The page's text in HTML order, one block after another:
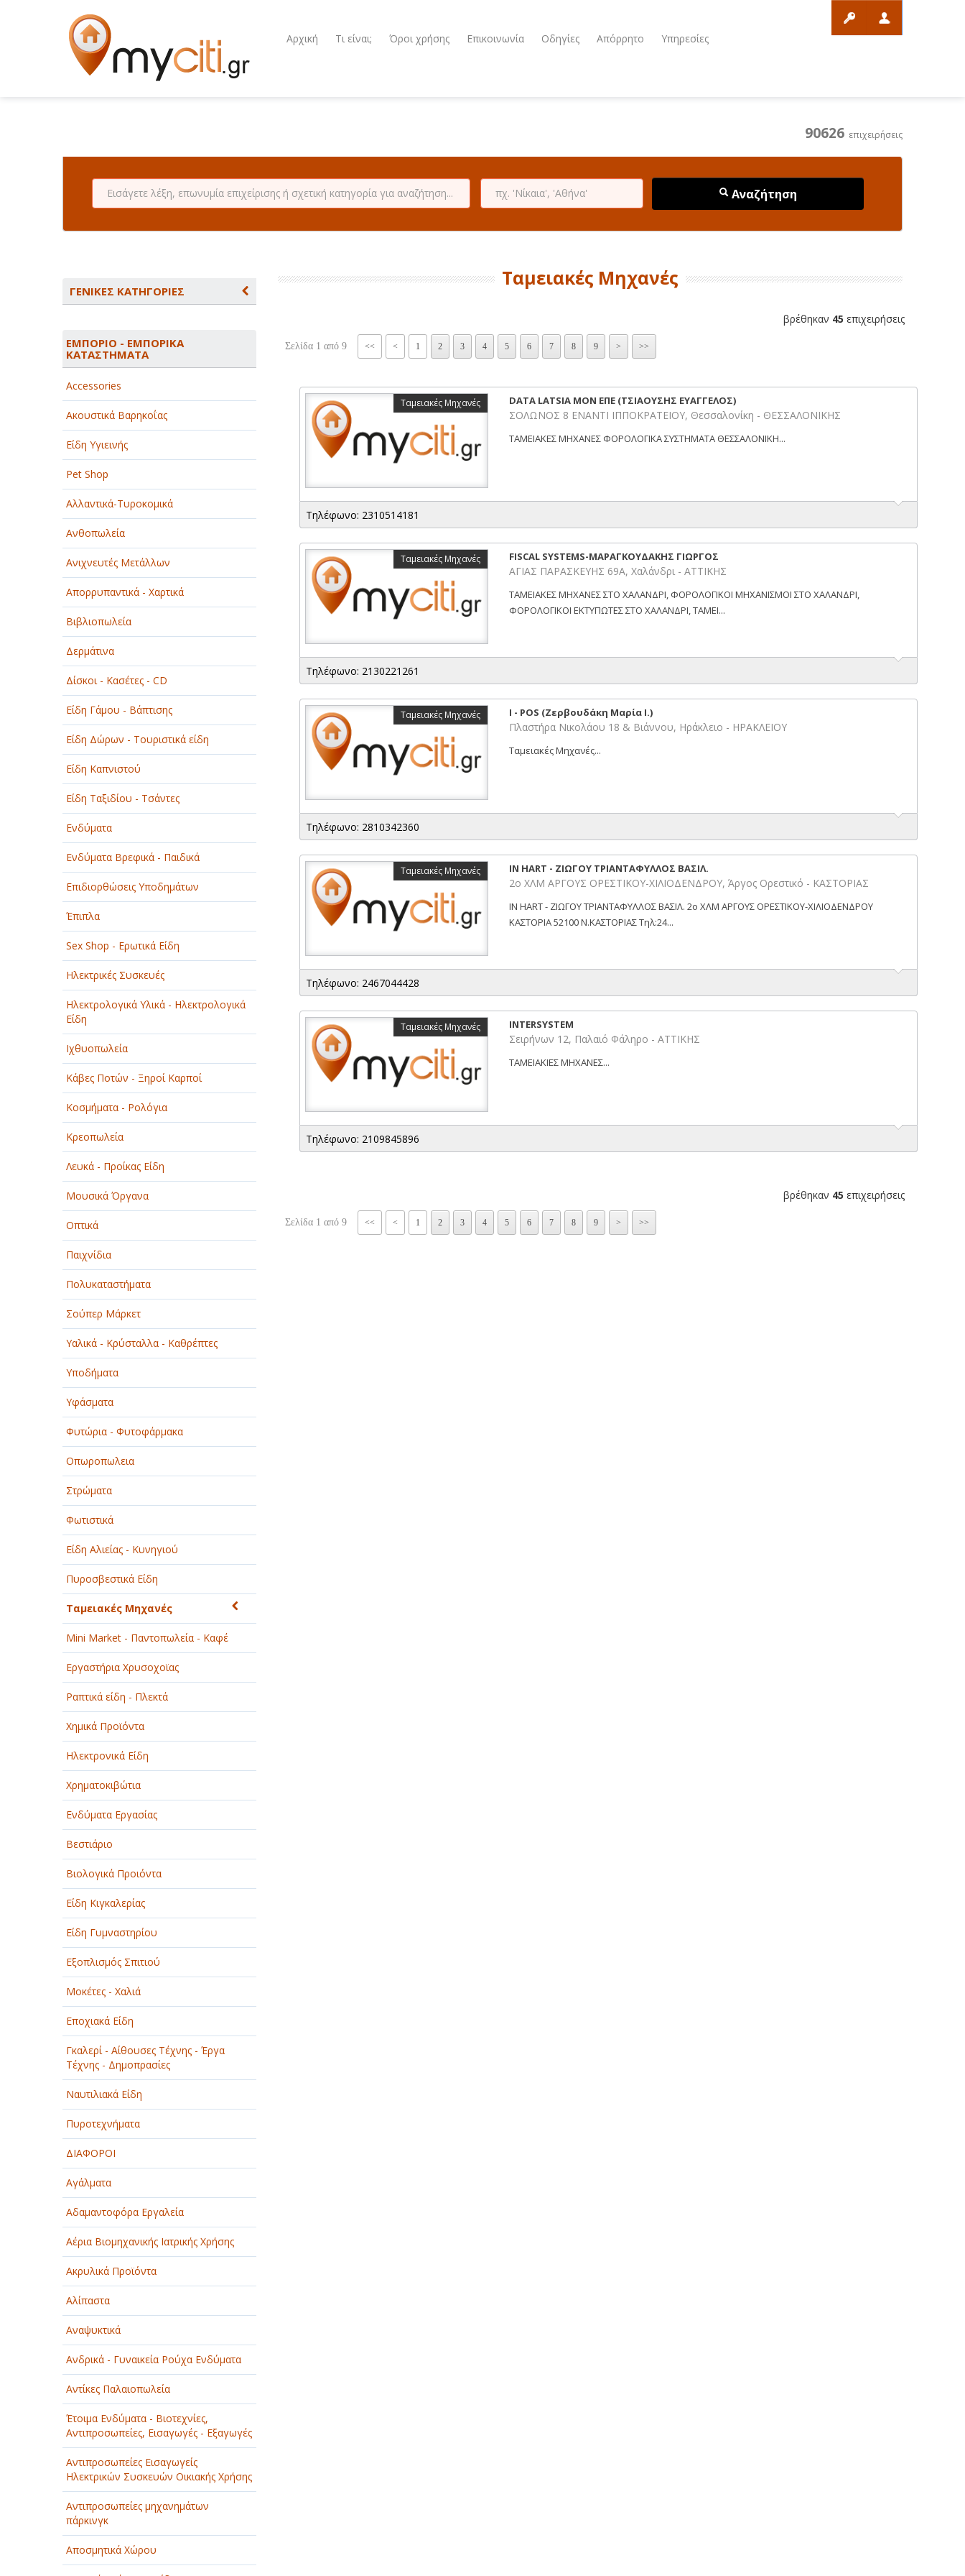
Αρχική Τι είναι; Όροι χρήσης Επικοινωνία Οδηγίες Απόρρητο Υπηρεσίες
90626 επιχειρήσεις
Αναζήτηση
ΓΕΝΙΚΕΣ ΚΑΤΗΓΟΡΙΕΣ
ΑΘΛΗΤΙΣΜΟΣ
ΑΥΤΟΚΙΝΗΤΑ - ΜΗΧΑΝΕΣ - ΣΚΑΦΗ
ΔΙΑΣΚΕΔΑΣΗ - ΨΥΧΑΓΩΓΙΑ - ΤΕΧΝΕΣ
ΔΙΑΦΗΜΙΣΗ - ΜΜΕ
ΕΚΚΛΗΣΙΕΣ - ΦΙΛΑΝΘΡΩΠΙΚΑ
ΣΩΜΑΤΕΙΑ
ΕΚΠΑΙΔΕΥΣΗ - ΣΧΟΛΕΣ
ΕΜΠΟΡΙΟ - ΕΜΠΟΡΙΚΑ
ΚΑΤΑΣΤΗΜΑΤΑ
ΕΡΓΟΣΤΑΣΙΑ - ΒΙΟΜΗΧΑΝΙΕΣ
ΞΕΝΟΔΟΧΕΙΑ - ΤΟΥΡΙΣΜΟΣ
ΟΜΟΡΦΙΑ
ΠΑΡΟΧΗ ΥΠΗΡΕΣΙΩΝ
ΤΕΧΝΙΚΑ - ΚΑΤΑΣΚΕΥΑΣΤΙΚΑ
ΤΕΧΝΟΛΟΓΙΑ
ΥΓΕΙΑ - ΙΑΤΡΟΙ
ΦΑΓΗΤΟ
ΕΜΠΟΡΙΟ - ΕΜΠΟΡΙΚΑ
ΚΑΤΑΣΤΗΜΑΤΑ
Accessories
Ακουστικά Βαρηκοΐας
Είδη Υγιεινής
Pet Shop
Αλλαντικά-Τυροκομικά
Ανθοπωλεία
Ανιχνευτές Μετάλλων
Απορρυπαντικά - Χαρτικά
Βιβλιοπωλεία
Δερμάτινα
Δίσκοι - Κασέτες - CD
Είδη Γάμου - Βάπτισης
Είδη Δώρων - Τουριστικά είδη
Είδη Καπνιστού
Είδη Ταξιδίου - Τσάντες
Ενδύματα
Ενδύματα Βρεφικά - Παιδικά
Επιδιορθώσεις Υποδημάτων
Έπιπλα
Sex Shop - Ερωτικά Είδη
Ηλεκτρικές Συσκευές
Ηλεκτρολογικά Υλικά - Ηλεκτρολογικά
Είδη
Ιχθυοπωλεία
Κάβες Ποτών - Ξηροί Καρποί
Κοσμήματα - Ρολόγια
Κρεοπωλεία
Λευκά - Προίκας Είδη
Μουσικά Όργανα
Οπτικά
Παιχνίδια
Πολυκαταστήματα
Σούπερ Μάρκετ
Υαλικά - Κρύσταλλα - Καθρέπτες
Υποδήματα
Υφάσματα
Φυτώρια - Φυτοφάρμακα
Οπωροπωλεια
Στρώματα
Φωτιστικά
Είδη Αλιείας - Κυνηγιού
Πυροσβεστικά Είδη
Ταμειακές Μηχανές
Mini Market - Παντοπωλεία - Καφέ
Εργαστήρια Χρυσοχοϊας
Ραπτικά είδη - Πλεκτά
Χημικά Προϊόντα
Ηλεκτρονικά Είδη
Χρηματοκιβώτια
Ενδύματα Εργασίας
Βεστιάριο
Βιολογικά Προιόντα
Είδη Κιγκαλερίας
Είδη Γυμναστηρίου
Εξοπλισμός Σπιτιού
Μοκέτες - Χαλιά
Εποχιακά Είδη
Γκαλερί - Αίθουσες Τέχνης - Έργα
Τέχνης - Δημοπρασίες
Ναυτιλιακά Είδη
Πυροτεχνήματα
ΔΙΑΦΟΡΟΙ
Αγάλματα
Αδαμαντοφόρα Εργαλεία
Αέρια Βιομηχανικής Ιατρικής Χρήσης
Ακρυλικά Προϊόντα
Αλίπαστα
Αναψυκτικά
Ανδρικά - Γυναικεία Ρούχα Ενδύματα
Αντίκες Παλαιοπωλεία
Έτοιμα Ενδύματα - Βιοτεχνίες,
Αντιπροσωπείες, Εισαγωγές - Εξαγωγές
Αντιπροσωπείες Εισαγωγείς
Ηλεκτρικών Συσκευών Οικιακής Χρήσης
Αντιπροσωπείες μηχανημάτων
πάρκινγκ
Αποσμητικά Χώρου
Ταμειακές Μηχανές
βρέθηκαν 45 επιχειρήσεις
Σελίδα 1 από 9 << < 1 2 3 4 5 6 7 8 9 > >>
Ταμειακές Μηχανές DATA LATSIA MON ΕΠΕ (ΤΣΙΑΟΥΣΗΣ ΕΥΑΓΓΕΛΟΣ)
ΣΟΛΩΝΟΣ 8 ΕΝΑΝΤΙ ΙΠΠΟΚΡΑΤΕΙΟΥ, Θεσσαλονίκη - ΘΕΣΣΑΛΟΝΙΚΗΣ
ΤΑΜΕΙΑΚΕΣ ΜΗΧΑΝΕΣ ΦΟΡΟΛΟΓΙΚΑ ΣΥΣΤΗΜΑΤΑ ΘΕΣΣΑΛΟΝΙΚΗ...
Τηλέφωνο: 2310514181
Ταμειακές Μηχανές FISCAL SYSTEMS-ΜΑΡΑΓΚΟΥΔΑΚΗΣ ΓΙΩΡΓΟΣ
ΑΓΙΑΣ ΠΑΡΑΣΚΕΥΗΣ 69Α, Χαλάνδρι - ΑΤΤΙΚΗΣ
ΤΑΜΕΙΑΚΕΣ ΜΗΧΑΝΕΣ ΣΤΟ ΧΑΛΑΝΔΡΙ, ΦΟΡΟΛΟΓΙΚΟΙ ΜΗΧΑΝΙΣΜΟΙ ΣΤΟ ΧΑΛΑΝΔΡΙ,
ΦΟΡΟΛΟΓΙΚΟΙ ΕΚΤΥΠΩΤΕΣ ΣΤΟ ΧΑΛΑΝΔΡΙ, ΤΑΜΕΙ...
Τηλέφωνο: 2130221261
Ταμειακές Μηχανές I - POS (Ζερβουδάκη Μαρία Ι.)
Πλαστήρα Νικολάου 18 & Βιάννου, Ηράκλειο - ΗΡΑΚΛΕΙΟΥ
Ταμειακές Μηχανές...
Τηλέφωνο: 2810342360
Ταμειακές Μηχανές IN HART - ΖΙΩΓΟΥ ΤΡΙΑΝΤΑΦΥΛΛΟΣ ΒΑΣΙΛ.
2ο ΧΛΜ ΑΡΓΟΥΣ ΟΡΕΣΤΙΚΟΥ-ΧΙΛΙΟΔΕΝΔΡΟΥ, Άργος Ορεστικό - ΚΑΣΤΟΡΙΑΣ
IN HART - ΖΙΩΓΟΥ ΤΡΙΑΝΤΑΦΥΛΛΟΣ ΒΑΣΙΛ. 2ο ΧΛΜ ΑΡΓΟΥΣ ΟΡΕΣΤΙΚΟΥ-ΧΙΛΙΟΔΕΝΔΡΟΥ
ΚΑΣΤΟΡΙΑ 52100 Ν.ΚΑΣΤΟΡΙΑΣ Τηλ:24...
Τηλέφωνο: 2467044428
Ταμειακές Μηχανές INTERSYSTEM
Σειρήνων 12, Παλαιό Φάληρο - ΑΤΤΙΚΗΣ
ΤΑΜΕΙΑΚΙΕΣ ΜΗΧΑΝΕΣ...
Τηλέφωνο: 2109845896
βρέθηκαν 45 επιχειρήσεις
Σελίδα 1 από 9 << < 1 2 3 4 5 6 7 8 9 > >>